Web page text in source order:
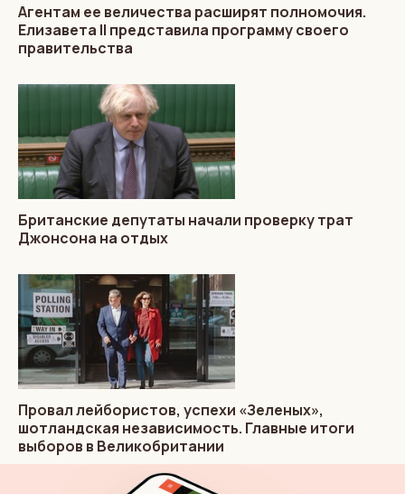
Агентам ее величества расширят полномочия.
Елизавета II представила программу своего
правительства
Британские депутаты начали проверку трат
Джонсона на отдых
Провал лейбористов, успехи «Зеленых»,
шотландская независимость. Главные итоги
выборов в Великобритании